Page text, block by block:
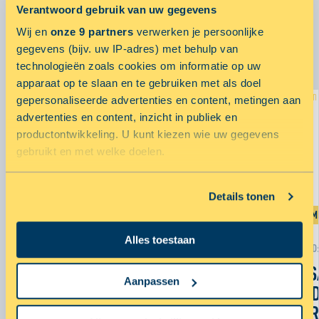
Verantwoord gebruik van uw gegevens
Wij en onze 9 partners verwerken je persoonlijke
gegevens (bijv. uw IP-adres) met behulp van
technologieën zoals cookies om informatie op uw
apparaat op te slaan en te gebruiken met als doel
gepersonaliseerde advertenties en content, metingen aan
advertenties en content, inzicht in publiek en
productontwikkeling. U kunt kiezen wie uw gegevens
gebruikt en met welke doelen.
die tot een paar meter nauwkeurig kan zijn
Uw apparaat identificeren door het actief te scannen
op specifieke eigenschappen (fingerprinting)
Lees meer over hoe uw persoonlijke gegevens worden
U kunt uw toestemming op elk moment wijzigen of
Details tonen
Alles toestaan
Aanpassen
GERELATEERDE ARTIKELEN
IN DE MEDIA
ALLSAFE GROUP NEEMT EEN
BELANG IN BLIS DIGITAL
IN DE